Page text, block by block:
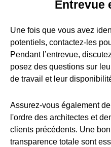
Entrevue
Une fois que vous avez
potentiels, contactez-les
Pendant l’entrevue,
posez des questions sur
de travail et leur
Assurez-vous également
l'ordre des architectes et
clients précédents. Une
transparence totale sont